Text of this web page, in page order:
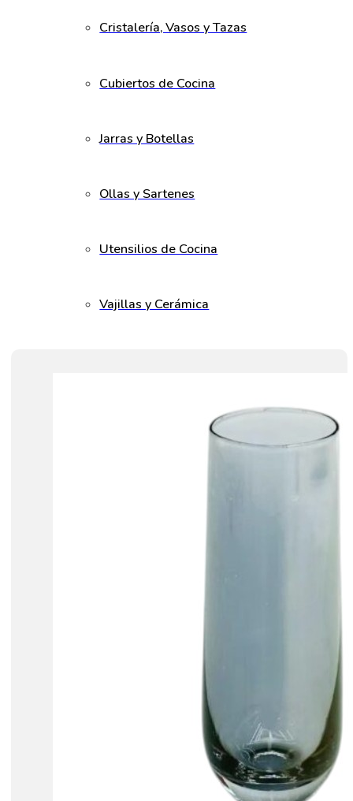
Cristalería, Vasos y Tazas
Cubiertos de Cocina
Jarras y Botellas
Ollas y Sartenes
Utensilios de Cocina
Vajillas y Cerámica